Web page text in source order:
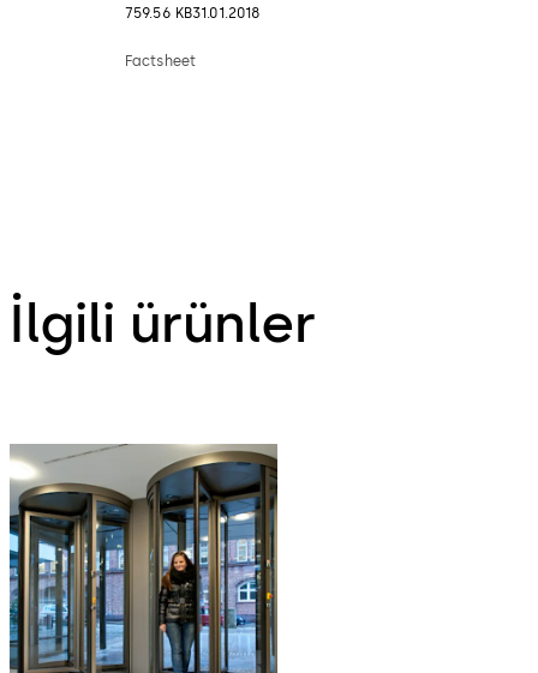
759.56 KB31.01.2018
Factsheet
İlgili ürünler